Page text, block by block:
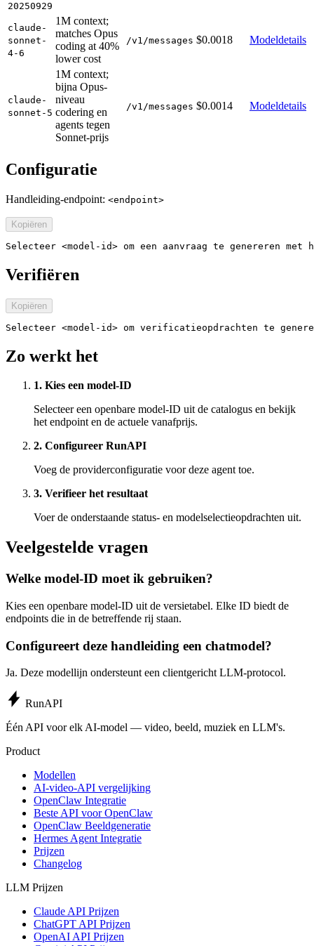
20250929
claude-
sonnet-
4-6
1M context;
matches Opus
coding at 40%
lower cost
/v1/messages $0.0018 Modeldetails
claude-
sonnet-5
1M context;
bijna Opus-
niveau
codering en
agents tegen
Sonnet-prijs
/v1/messages $0.0014 Modeldetails
Configuratie
Handleiding-endpoint: <endpoint>
Kopiëren
Selecteer <model-id> om een aanvraag te genereren
Verifiëren
Kopiëren
Selecteer <model-id> om verificatieopdrachten te
Zo werkt het
1. Kies een model-ID
Selecteer een openbare model-ID uit de catalogus en bekijk
het endpoint en de actuele vanafprijs.
2. Configureer RunAPI
Voeg de providerconfiguratie voor deze agent toe.
3. Verifieer het resultaat
Voer de onderstaande status- en modelselectieopdrachten uit.
Veelgestelde vragen
Welke model-ID moet ik gebruiken?
Kies een openbare model-ID uit de versietabel. Elke ID biedt de
endpoints die in de betreffende rij staan.
Configureert deze handleiding een chatmodel?
Ja. Deze modellijn ondersteunt een clientgericht LLM-protocol.
RunAPI
Één API voor elk AI-model — video, beeld, muziek en LLM's.
Product
Modellen
AI-video-API vergelijking
OpenClaw Integratie
Beste API voor OpenClaw
OpenClaw Beeldgeneratie
Hermes Agent Integratie
Prijzen
Changelog
LLM Prijzen
Claude API Prijzen
ChatGPT API Prijzen
OpenAI API Prijzen